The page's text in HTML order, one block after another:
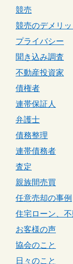
競売
競売のデメリッ
プライバシー
聞き込み調査
不動産投資家
債権者
連帯保証人
弁護士
債務整理
連帯債務者
査定
親族間売買
任意売却の事例
住宅ローン、
お客様の声
協会のこと
日々のこと